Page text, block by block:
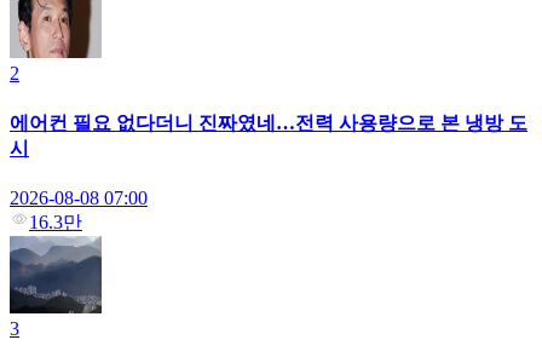
2
에어컨 필요 없다더니 진짜였네…전력 사용량으로 본 냉방 도
시
2026-08-08 07:00
16.3만
3